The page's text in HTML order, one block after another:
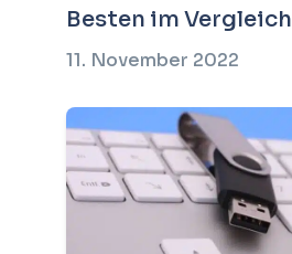
Besten im Vergleich
11. November 2022